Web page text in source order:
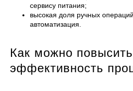
сервису питания;
высокая доля ручных
автоматизация.
Как можно повысить
эффективность